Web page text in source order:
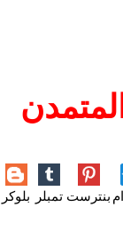
بنترست تمبلر بلوكر